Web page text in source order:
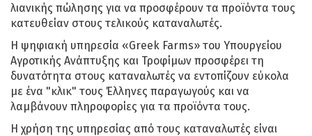
λιανικής πώλησης για να προσφέρουν τα προϊόντα τους
κατευθείαν στους τελικούς καταναλωτές.
Η ψηφιακή υπηρεσία «Greek Farms» του Υπουργείου
Αγροτικής Ανάπτυξης και Τροφίμων προσφέρει τη
δυνατότητα στους καταναλωτές να εντοπίζουν εύκολα
με ένα "κλικ" τους Έλληνες παραγωγούς και να
λαμβάνουν πληροφορίες για τα προϊόντα τους.
Η χρήση της υπηρεσίας από τους καταναλωτές είναι